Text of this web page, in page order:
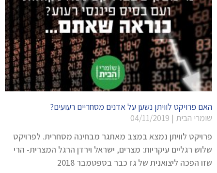
האם פרויקט לוויתן נשען על אדנים מסחריים רעועים?
שומרי הבית
פרויקט לוויתן נמצא במצב מאתגר מבחינה מסחרית. לפרויקט
שלוש רגליים עיקריות: מצרים, ישראל וירדן הרגל המצרית- הרי
שזו הפכה ליצואנית של גז כבר בספטמבר 2018